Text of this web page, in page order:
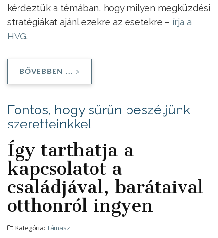
kérdeztük a témában, hogy milyen megküzdési
stratégiákat ajánl ezekre az esetekre – írja a
HVG.
BŐVEBBEN ...
Fontos, hogy sűrűn beszéljünk
szeretteinkkel
Így tarthatja a
kapcsolatot a
családjával, barátaival
otthonról ingyen
Kategória: Támasz